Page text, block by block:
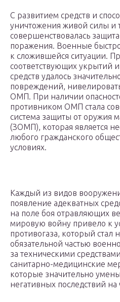
С развитием средств и
уничтожения живой силы и
совершенствовалась
поражения. Военные
к сложившейся ситуации.
соответствующих укрытий
средств удалось
повреждений,
ОМП. При наличии
противником ОМП стала
система защиты от оружия
(ЗОМП), которая является
любого гражданского
условиях.
Каждый из видов
появление адекватных
на поле боя отравляющих
мировую войну привело к
противогаза, который стал
обязательной частью
за техническими
санитарно-медицинские
которые значительно
негативных последствий